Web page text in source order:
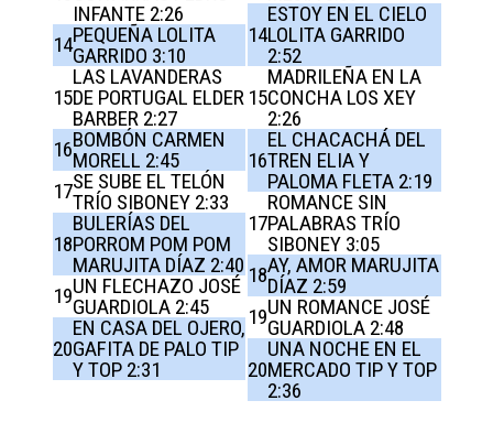
INFANTE 2:26
14PEQUEÑA LOLITA
GARRIDO 3:10
15
LAS LAVANDERAS
DE PORTUGAL ELDER
BARBER 2:27
16BOMBÓN CARMEN
MORELL 2:45
17SE SUBE EL TELÓN
TRÍO SIBONEY 2:33
18
BULERÍAS DEL
PORROM POM POM
MARUJITA DÍAZ 2:40
19UN FLECHAZO JOSÉ
GUARDIOLA 2:45
20
EN CASA DEL OJERO,
GAFITA DE PALO TIP
Y TOP 2:31
14
ESTOY EN EL CIELO
LOLITA GARRIDO
2:52
15
MADRILEÑA EN LA
CONCHA LOS XEY
2:26
16
EL CHACACHÁ DEL
TREN ELIA Y
PALOMA FLETA 2:19
17
ROMANCE SIN
PALABRAS TRÍO
SIBONEY 3:05
18AY, AMOR MARUJITA
DÍAZ 2:59
19UN ROMANCE JOSÉ
GUARDIOLA 2:48
20
UNA NOCHE EN EL
MERCADO TIP Y TOP
2:36